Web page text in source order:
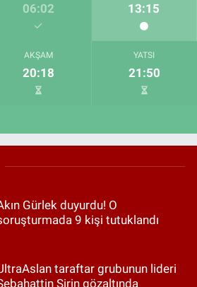
06:02 13:15
AKŞAM
20:18
YATSI
21:50
Gürlek duyurdu! O
9 kişi tutuklandı
taraftar grubunun lideri
Şirin gözaltında